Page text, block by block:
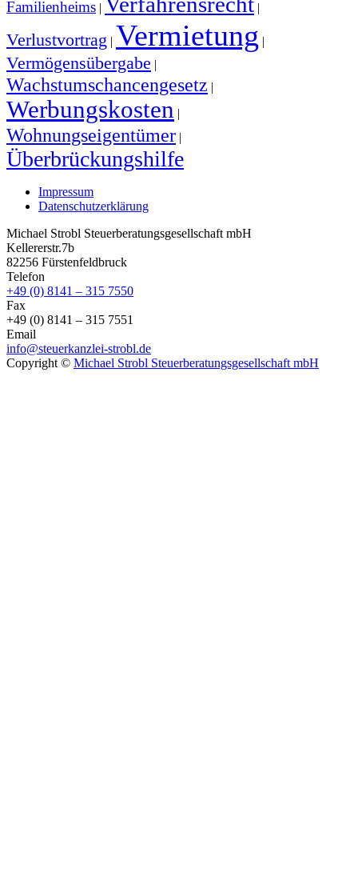
Familienheims | |
Verlustvortrag | Vermietung |
Vermögensübergabe |
Wachstumschancengesetz |
Werbungskosten |
Wohnungseigentümer |
Überbrückungshilfe
Impressum
Datenschutzerklärung
Michael Strobl Steuerberatungsgesellschaft mbH
Kellererstr.7b
82256 Fürstenfeldbruck
Telefon
+49 (0) 8141 – 315 7550
Fax
+49 (0) 8141 – 315 7551
Email
info@steuerkanzlei-strobl.de
Copyright © Michael Strobl Steuerberatungsgesellschaft mbH